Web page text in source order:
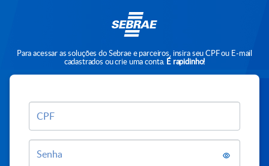
Para acessar as soluções do Sebrae e parceiros, insira seu CPF ou E-mail
cadastrados ou crie uma conta. É rapidinho!
CPF
Senha